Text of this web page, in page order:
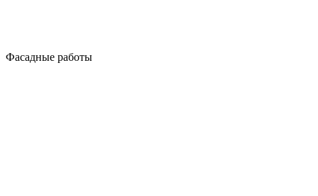
Фасадные работы